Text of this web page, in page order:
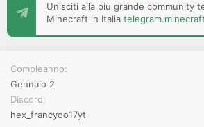
Unisciti alla più grande community
Minecraft in Italia
Compleanno
Gennaio 2
Discord
hex_francyoo17yt